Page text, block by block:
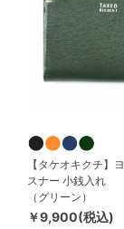
【タケオキクチ】
スナー 小銭入れ
（グリーン）
￥9,900(税込)